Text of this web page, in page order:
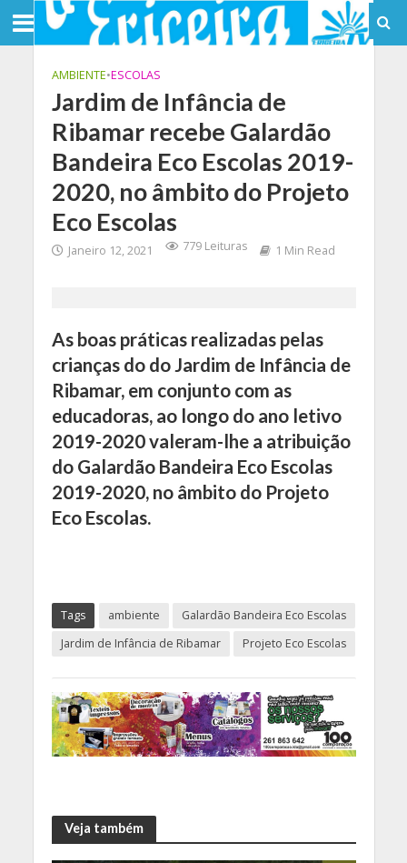
AMBIENTE•ESCOLAS
Jardim de Infância de
Ribamar recebe Galardão
Bandeira Eco Escolas 2019-
2020, no âmbito do Projeto
Eco Escolas
Janeiro 12, 2021 779 Leituras 1 Min Read
As boas práticas realizadas pelas
crianças do do Jardim de Infância de
Ribamar, em conjunto com as
educadoras, ao longo do ano letivo
2019-2020 valeram-lhe a atribuição
do Galardão Bandeira Eco Escolas
2019-2020, no âmbito do Projeto
Eco Escolas.
Tags ambiente
Galardão Bandeira Eco Escolas
Jardim de Infância de Ribamar
Projeto Eco Escolas
Veja também